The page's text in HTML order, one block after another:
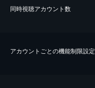
同時視聴アカウント数
アカウントごとの機能制限設定